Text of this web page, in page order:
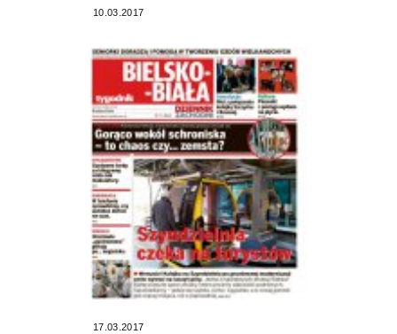
10.03.2017
17.03.2017